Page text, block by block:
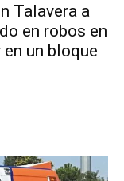
Talavera a
en robos en
un bloque